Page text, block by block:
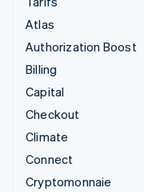
Atlas
Authorization Boost
Billing
Capital
Checkout
Climate
Connect
Cryptomonnaie